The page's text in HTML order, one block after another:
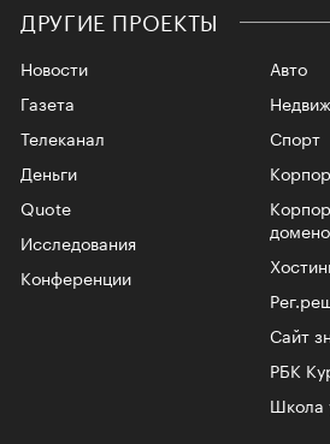
ДРУГИЕ ПРОЕКТЫ
Новости
Газета
Телеканал
Авто
Спорт
Сайт
РБК
Школа
Деньги
Quote
Исследования
Конференции